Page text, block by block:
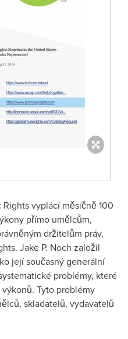
vyplácí měsíčně 100
přímo umělcům,
držitelům práv,
Jake P. Noch založil
její současný generální
problémy, které
Tyto problémy
skladatelů, vydavatelů